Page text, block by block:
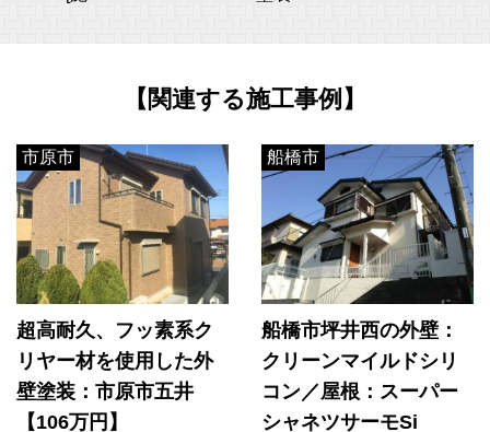
【関連する施工事例】
市原市
超高耐久、フッ素系ク
リヤー材を使用した外
壁塗装：市原市五井
【106万円】
船橋市
船橋市坪井西の外壁：
クリーンマイルドシリ
コン／屋根：スーパー
シャネツサーモSi